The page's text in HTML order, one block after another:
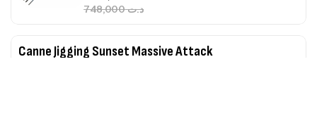
1.83m 120/250gr 30kg